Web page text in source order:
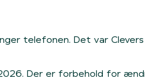
telefonen. Det var
Der er forbehold for